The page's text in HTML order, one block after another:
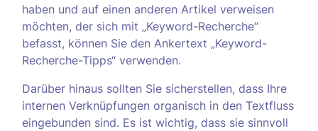
haben und auf einen anderen Artikel verweisen
möchten, der sich mit „Keyword-Recherche“
befasst, können Sie den Ankertext „Keyword-
Recherche-Tipps“ verwenden.
Darüber hinaus sollten Sie sicherstellen, dass Ihre
internen Verknüpfungen organisch in den Textfluss
eingebunden sind. Es ist wichtig, dass sie sinnvoll